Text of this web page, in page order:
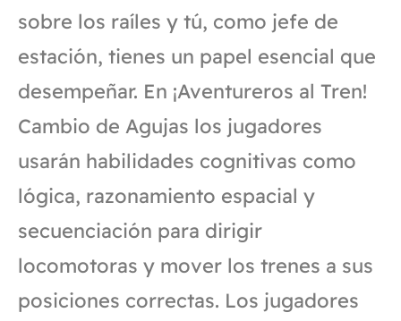
sobre los raíles y tú, como jefe de
estación, tienes un papel esencial que
desempeñar. En ¡Aventureros al Tren!
Cambio de Agujas los jugadores
usarán habilidades cognitivas como
lógica, razonamiento espacial y
secuenciación para dirigir
locomotoras y mover los trenes a sus
posiciones correctas. Los jugadores